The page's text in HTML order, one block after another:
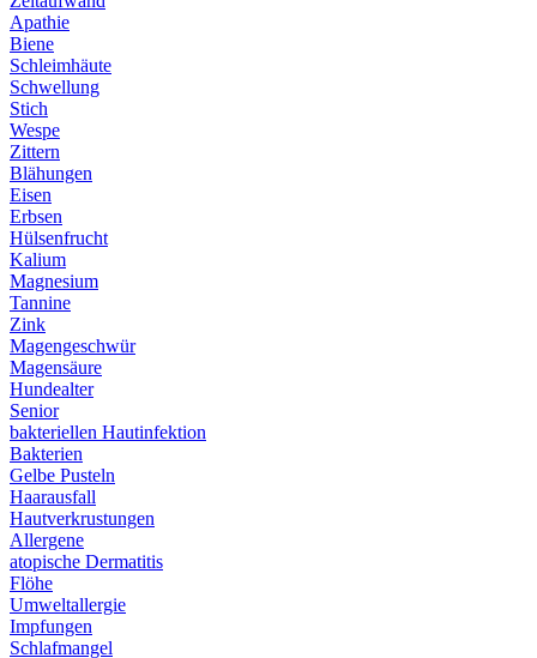
Apathie
Biene
Schleimhäute
Schwellung
Stich
Wespe
Zittern
Blähungen
Eisen
Erbsen
Hülsenfrucht
Kalium
Magnesium
Tannine
Zink
Magengeschwür
Magensäure
Hundealter
Senior
bakteriellen Hautinfektion
Bakterien
Gelbe Pusteln
Haarausfall
Hautverkrustungen
Allergene
atopische Dermatitis
Flöhe
Umweltallergie
Impfungen
Schlafmangel